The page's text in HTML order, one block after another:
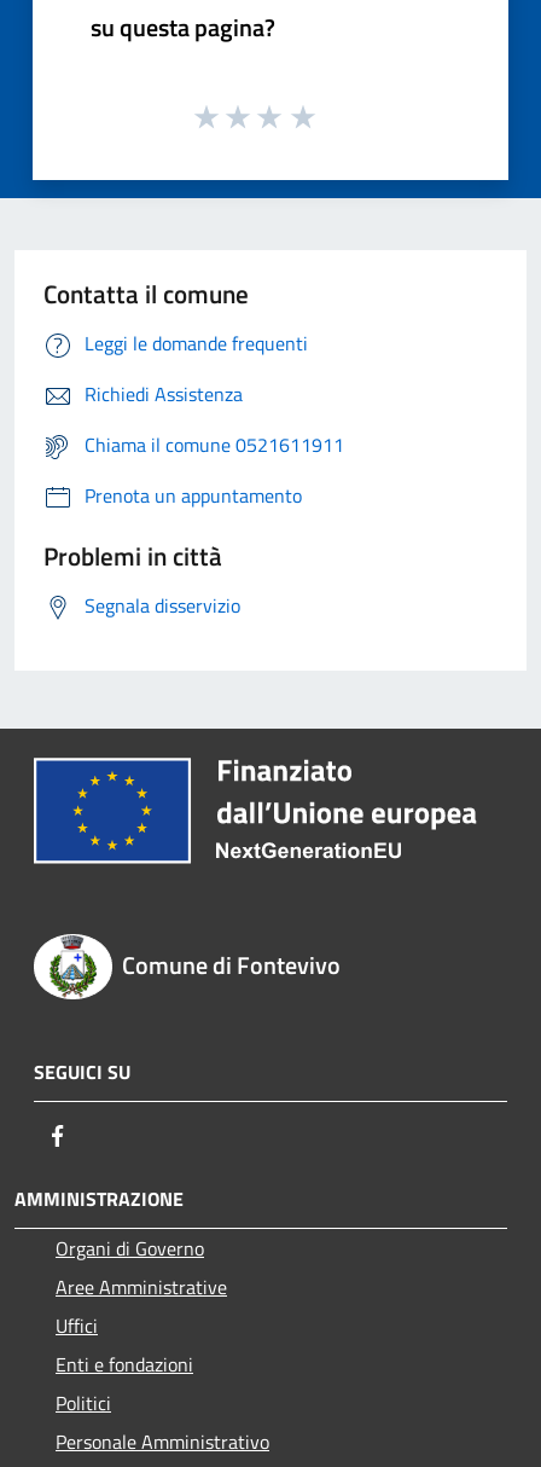
su questa pagina?
Contatta il comune
Leggi le domande frequenti
Richiedi Assistenza
Chiama il comune 0521611911
Prenota un appuntamento
Problemi in città
Segnala disservizio
Comune di Fontevivo
SEGUICI SU
AMMINISTRAZIONE
Organi di Governo
Aree Amministrative
Uffici
Enti e fondazioni
Politici
Personale Amministrativo